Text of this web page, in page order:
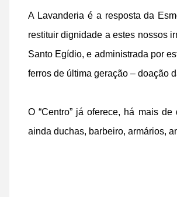
A Lavanderia é a resposta da
restituir dignidade a estes nossos
Santo Egídio, e administrada por
ferros de última geração – doação
O “Centro” já oferece, há mais
ainda duchas, barbeiro, armários,